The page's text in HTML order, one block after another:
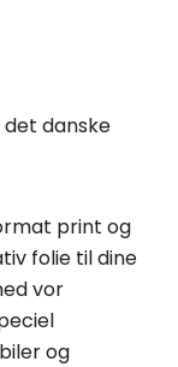
danske
print og
folie til dine
vor
og